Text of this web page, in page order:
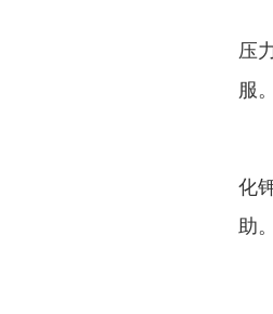
压
服
化
助。